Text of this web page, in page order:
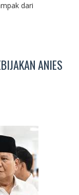
dari
ANIES